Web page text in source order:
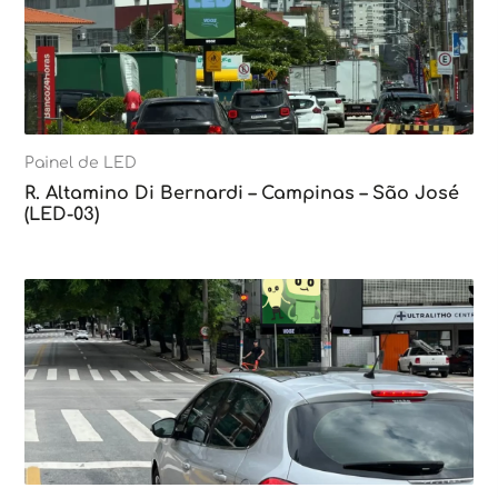
Painel de LED
R. Altamino Di Bernardi – Campinas – São José
(LED-03)